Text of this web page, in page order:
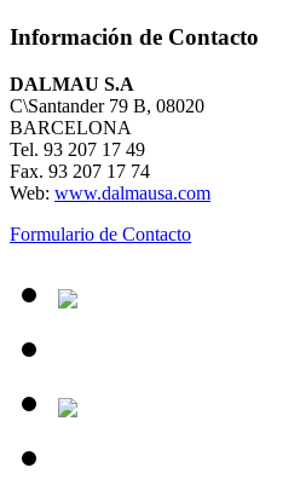
Información de Contacto
DALMAU S.A
C\Santander 79 B, 08020
BARCELONA
Tel. 93 207 17 49
Fax. 93 207 17 74
Web: www.dalmausa.com
Formulario de Contacto